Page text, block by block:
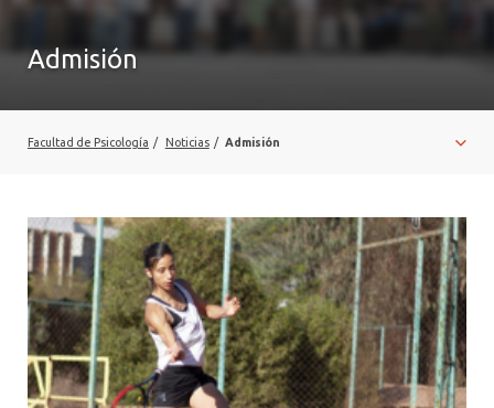
VINCULACIÓN CON EL MEDIO
ALUMNI PSICOLOGÍA UDD
SERVICIO DE PSICOLOGÍA INTEGRAL
Admisión
Facultad de Psicología / Noticias / Admisión